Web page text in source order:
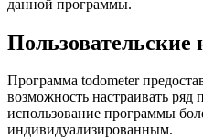
данной программы.
Пользовательские
Программа todometer
возможность настраивать ряд
использование программы
индивидуализированным.